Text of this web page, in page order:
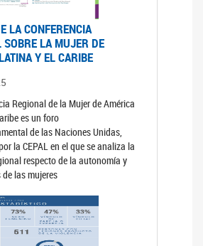
LA CONFERENCIA
SOBRE LA MUJER DE
Y EL CARIBE
Regional de la Mujer de América
es un foro
de las Naciones Unidas,
la CEPAL en el que se analiza la
respecto de la autonomía y
las mujeres